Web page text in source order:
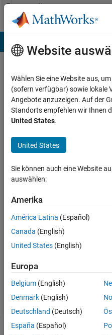
Weiter zum Inhalt
Community
Profile
Nicholas
Davis
Aktiv
2020
Followers:
Following:
0
Follow
Senior
Student
in
Website
Wählen Sie eine Website aus,
(sofern verfügbar) sowie lokale
Angebote anzuzeigen. Auf der
Standorts empfehlen wir Ihnen
United States.
United States
Sie können auch eine Website
auswählen:
Amerika
América Latina (Español)
Canada (English)
United States (English)
Europa
Belgium (English)
Denmark (English)
Deutschland (Deutsch)
España (Español)